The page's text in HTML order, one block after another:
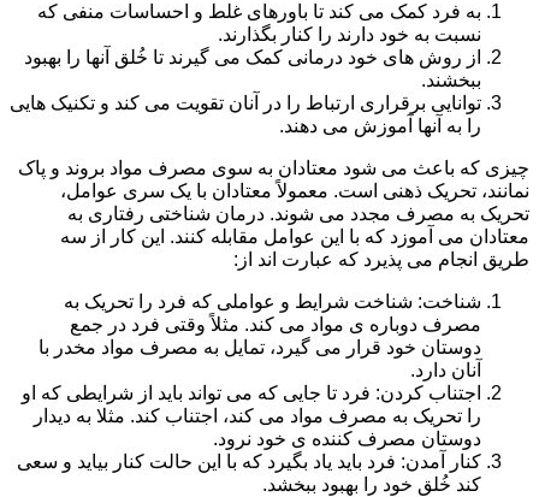
به فرد کمک می کند تا باورهای غلط و احساسات منفی که
نسبت به خود دارند را کنار بگذارند.
از روش های خود درمانی کمک می گیرند تا خُلق آنها را بهبود
ببخشند.
توانایی برقراری ارتباط را در آنان تقویت می کند و تکنیک هایی
را به آنها آموزش می دهند.
چیزی که باعث می شود معتادان به سوی مصرف مواد بروند و پاک
نمانند، تحریک ذهنی است. معمولاً معتادان با یک سری عوامل،
تحریک به مصرف مجدد می شوند. درمان شناختی رفتاری به
معتادان می آموزد که با این عوامل مقابله کنند. این کار از سه
طریق انجام می پذیرد که عبارت اند از:
شناخت: شناخت شرایط و عواملی که فرد را تحریک به
مصرف دوباره ی مواد می کند. مثلاً وقتی فرد در جمع
دوستان خود قرار می گیرد، تمایل به مصرف مواد مخدر با
آنان دارد.
اجتناب کردن: فرد تا جایی که می تواند باید از شرایطی که او
را تحریک به مصرف مواد می کند، اجتناب کند. مثلا به دیدار
دوستان مصرف کننده ی خود نرود.
کنار آمدن: فرد باید یاد بگیرد که با این حالت کنار بیاید و سعی
کند خُلق خود را بهبود ببخشد.